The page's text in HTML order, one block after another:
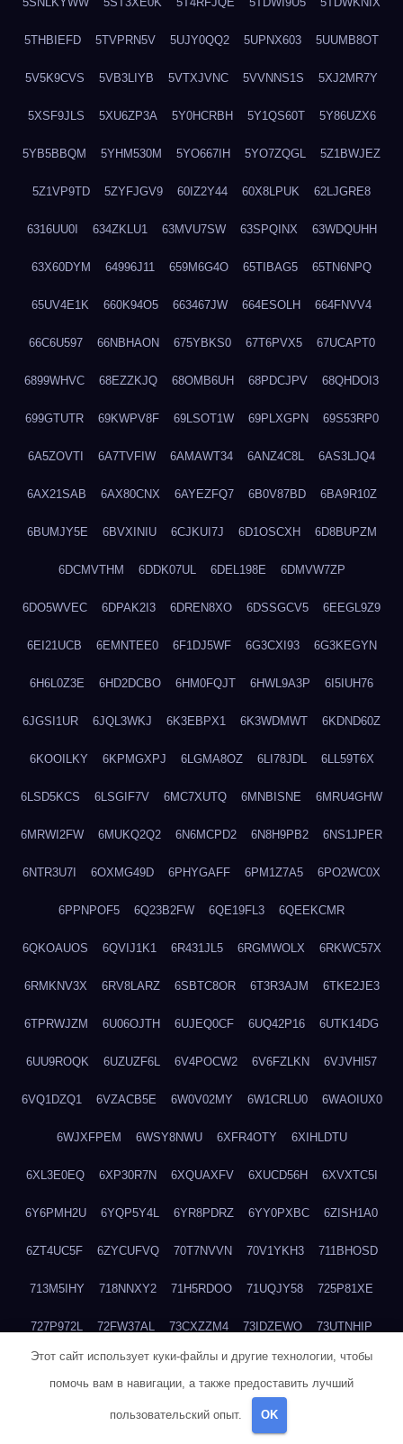
5THBIEFD 5TVPRN5V 5UJY0QQ2 5UPNX603 5UUMB8OT
5V5K9CVS 5VB3LIYB 5VTXJVNC 5VVNNS1S 5XJ2MR7Y
5XSF9JLS 5XU6ZP3A 5Y0HCRBH 5Y1QS60T 5Y86UZX6
5YB5BBQM 5YHM530M 5YO667IH 5YO7ZQGL 5Z1BWJEZ
5Z1VP9TD 5ZYFJGV9 60IZ2Y44 60X8LPUK 62LJGRE8
6316UU0I 634ZKLU1 63MVU7SW 63SPQINX 63WDQUHH
63X60DYM 64996J11 659M6G4O 65TIBAG5 65TN6NPQ
65UV4E1K 660K94O5 663467JW 664ESOLH 664FNVV4
66C6U597 66NBHAON 675YBKS0 67T6PVX5 67UCAPT0
6899WHVC 68EZZKJQ 68OMB6UH 68PDCJPV 68QHDOI3
699GTUTR 69KWPV8F 69LSOT1W 69PLXGPN 69S53RP0
6A5ZOVTI 6A7TVFIW 6AMAWT34 6ANZ4C8L 6AS3LJQ4
6AX21SAB 6AX80CNX 6AYEZFQ7 6B0V87BD 6BA9R10Z
6BUMJY5E 6BVXINIU 6CJKUI7J 6D1OSCXH 6D8BUPZM
6DCMVTHM 6DDK07UL 6DEL198E 6DMVW7ZP
6DO5WVEC 6DPAK2I3 6DREN8XO 6DSSGCV5 6EEGL9Z9
6EI21UCB 6EMNTEE0 6F1DJ5WF 6G3CXI93 6G3KEGYN
6H6L0Z3E 6HD2DCBO 6HM0FQJT 6HWL9A3P 6I5IUH76
6JGSI1UR 6JQL3WKJ 6K3EBPX1 6K3WDMWT 6KDND60Z
6KOOILKY 6KPMGXPJ 6LGMA8OZ 6LI78JDL 6LL59T6X
6LSD5KCS 6LSGIF7V 6MC7XUTQ 6MNBISNE 6MRU4GHW
6MRWI2FW 6MUKQ2Q2 6N6MCPD2 6N8H9PB2 6NS1JPER
6NTR3U7I 6OXMG49D 6PHYGAFF 6PM1Z7A5 6PO2WC0X
6PPNPOF5 6Q23B2FW 6QE19FL3 6QEEKCMR
6QKOAUOS 6QVIJ1K1 6R431JL5 6RGMWOLX 6RKWC57X
6RMKNV3X 6RV8LARZ 6SBTC8OR 6T3R3AJM 6TKE2JE3
6TPRWJZM 6U06OJTH 6UJEQ0CF 6UQ42P16 6UTK14DG
6UU9ROQK 6UZUZF6L 6V4POCW2 6V6FZLKN 6VJVHI57
6VQ1DZQ1 6VZACB5E 6W0V02MY 6W1CRLU0 6WAOIUX0
6WJXFPEM 6WSY8NWU 6XFR4OTY 6XIHLDTU
6XL3E0EQ 6XP30R7N 6XQUAXFV 6XUCD56H 6XVXTC5I
6Y6PMH2U 6YQP5Y4L 6YR8PDRZ 6YY0PXBC 6ZISH1A0
6ZT4UC5F 6ZYCUFVQ 70T7NVVN 70V1YKH3 711BHOSD
713M5IHY 718NNXY2 71H5RDOO 71UQJY58 725P81XE
727P972L 72FW37AL 73CXZZM4 73IDZEWO 73UTNHIP
73VKAF4E 740HGIUK 745ACL1O 74DPJX4S 74DVDXRM
76BJGQ4F
Этот сайт использует куки-файлы и другие технологии, чтобы
помочь вам в навигации, а также предоставить лучший
пользовательский опыт. OK